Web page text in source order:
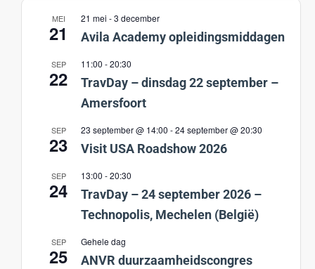
MEI
21
21 mei -3 december
Avila Academy opleidingsmiddagen
SEP
22
11:00 -20:30
TravDay – dinsdag 22 september –
Amersfoort
SEP
23
23 september @ 14:00 -24 september @ 20:30
Visit USA Roadshow 2026
SEP
24
13:00 -20:30
TravDay – 24 september 2026 –
Technopolis, Mechelen (België)
SEP
25
Gehele dag
ANVR duurzaamheidscongres